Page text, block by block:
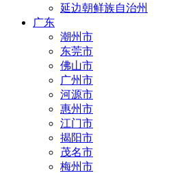
延边朝鲜族自治州
广东
潮州市
东莞市
佛山市
广州市
河源市
惠州市
江门市
揭阳市
茂名市
梅州市